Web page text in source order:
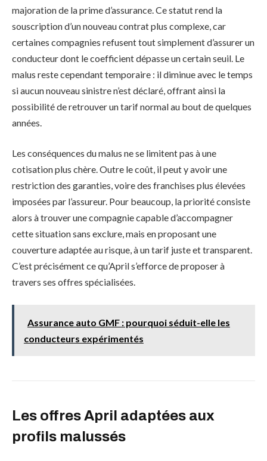
majoration de la prime d’assurance. Ce statut rend la
souscription d’un nouveau contrat plus complexe, car
certaines compagnies refusent tout simplement d’assurer un
conducteur dont le coefficient dépasse un certain seuil. Le
malus reste cependant temporaire : il diminue avec le temps
si aucun nouveau sinistre n’est déclaré, offrant ainsi la
possibilité de retrouver un tarif normal au bout de quelques
années.
Les conséquences du malus ne se limitent pas à une
cotisation plus chère. Outre le coût, il peut y avoir une
restriction des garanties, voire des franchises plus élevées
imposées par l’assureur. Pour beaucoup, la priorité consiste
alors à trouver une compagnie capable d’accompagner
cette situation sans exclure, mais en proposant une
couverture adaptée au risque, à un tarif juste et transparent.
C’est précisément ce qu’April s’efforce de proposer à
travers ses offres spécialisées.
Assurance auto GMF : pourquoi séduit-elle les
conducteurs expérimentés
Les offres April adaptées aux
profils malussés